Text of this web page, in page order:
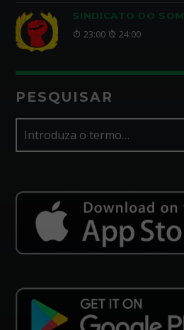
SINDICATO DO SOM
23:00 24:00
PESQUISAR